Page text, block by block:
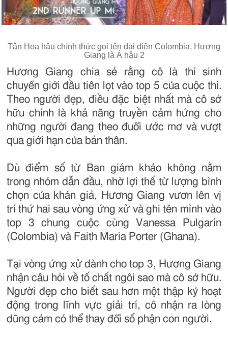
Tân Hoa hậu chính thức gọi tên đại diện Colombia, Hương
Giang là Á hậu 2
Hương Giang chia sẻ rằng cô là thí sinh
chuyển giới đầu tiên lọt vào top 5 của cuộc thi.
Theo người đẹp, điều đặc biệt nhất mà cô sở
hữu chính là khả năng truyền cảm hứng cho
những người đang theo đuổi ước mơ và vượt
qua giới hạn của bản thân.
Dù điểm số từ Ban giám khảo không nằm
trong nhóm dẫn đầu, nhờ lợi thế từ lượng bình
chọn của khán giả, Hương Giang vươn lên vị
trí thứ hai sau vòng ứng xử và ghi tên mình vào
top 3 chung cuộc cùng Vanessa Pulgarín
(Colombia) và Faith Maria Porter (Ghana).
Tại vòng ứng xử dành cho top 3, Hương Giang
nhận câu hỏi về tố chất ngôi sao mà cô sở hữu.
Người đẹp cho biết sau hơn một thập kỷ hoạt
động trong lĩnh vực giải trí, cô nhận ra lòng
dũng cảm có thể thay đổi số phận con người.